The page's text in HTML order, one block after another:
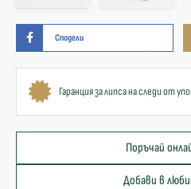
Сподели
Гаранция за липса на следи от
Поръчай
Добави в